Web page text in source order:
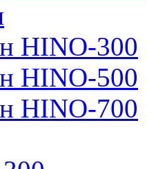
HINO-300
HINO-500
HINO-700